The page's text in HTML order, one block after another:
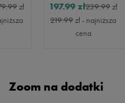
zł
239.99zł
197.99 zł
219.99zł- najniższa
cena
Zoom na dodatki